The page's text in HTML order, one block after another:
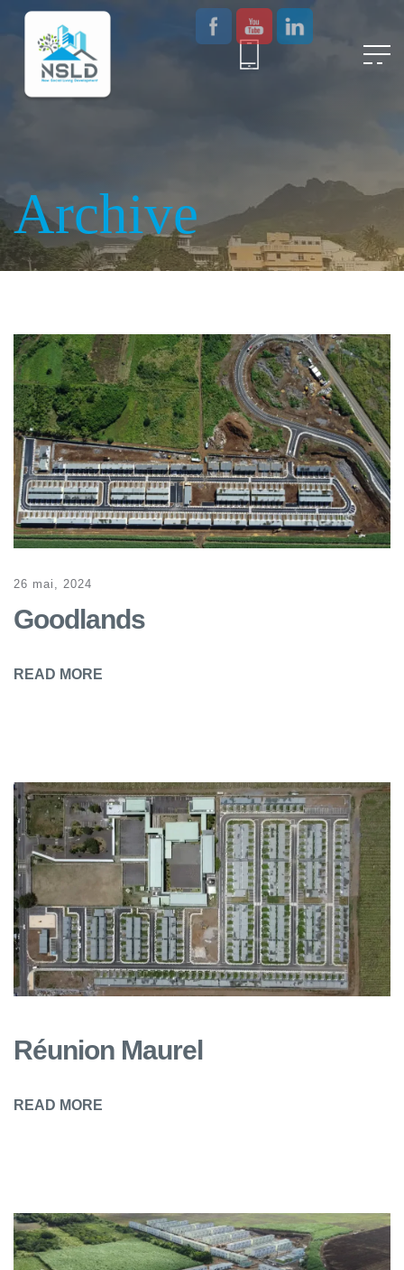
Archive
26 mai, 2024
Goodlands
READ MORE
Réunion Maurel
READ MORE